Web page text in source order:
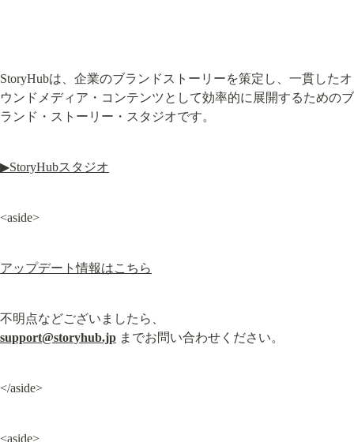
StoryHubは、企業のブランドストーリーを策定し、一貫したオ
ウンドメディア・コンテンツとして効率的に展開するためのブ
ランド・ストーリー・スタジオです。
▶︎StoryHubスタジオ
<aside>
アップデート情報はこちら
support@storyhub.jp までお問い合わせください。
</aside>
<aside>